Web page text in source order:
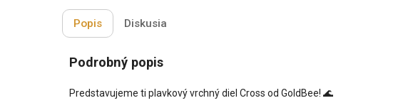
Popis Diskusia
Podrobný popis
Predstavujeme ti plavkový vrchný diel Cross od GoldBee! 🌊